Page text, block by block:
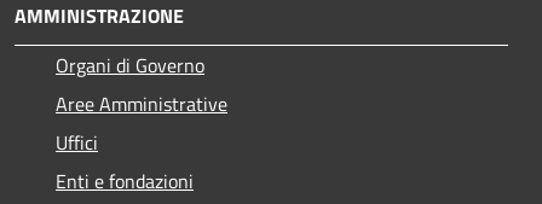
AMMINISTRAZIONE
Organi di Governo
Aree Amministrative
Uffici
Enti e fondazioni